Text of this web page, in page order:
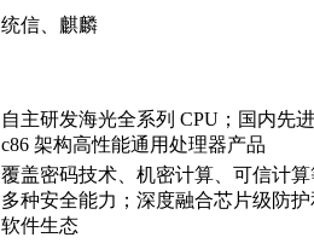
统信、麒麟
自主研发海光全系列 CPU；国内先
c86 架构高性能通用处理器产品
覆盖密码技术、机密计算、可信计算
多种安全能力；深度融合芯片级防护
软件生态